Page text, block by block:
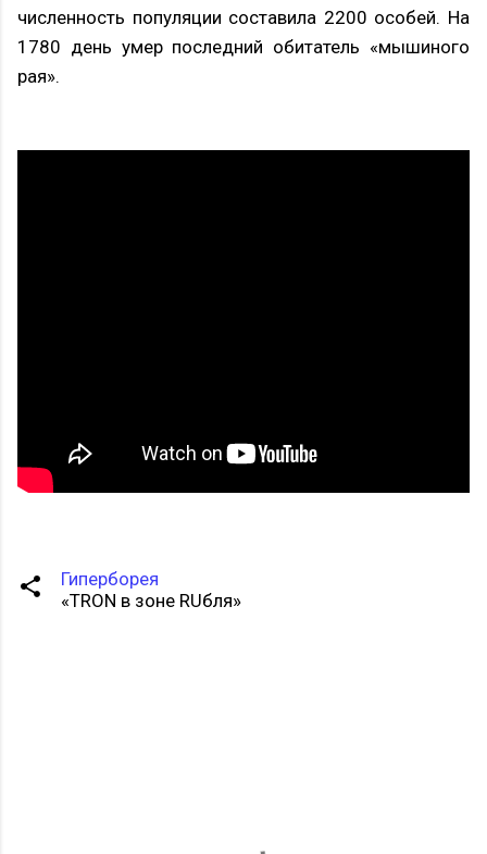
численность популяции составила 2200 особей. На
1780 день умер последний обитатель «мышиного
рая».
Гиперборея
«TRON в зоне RUбля»